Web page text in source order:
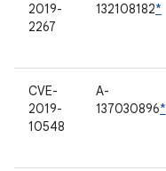
2019-
2267
132108182*
CVE-
2019-
10548
A-
137030896*